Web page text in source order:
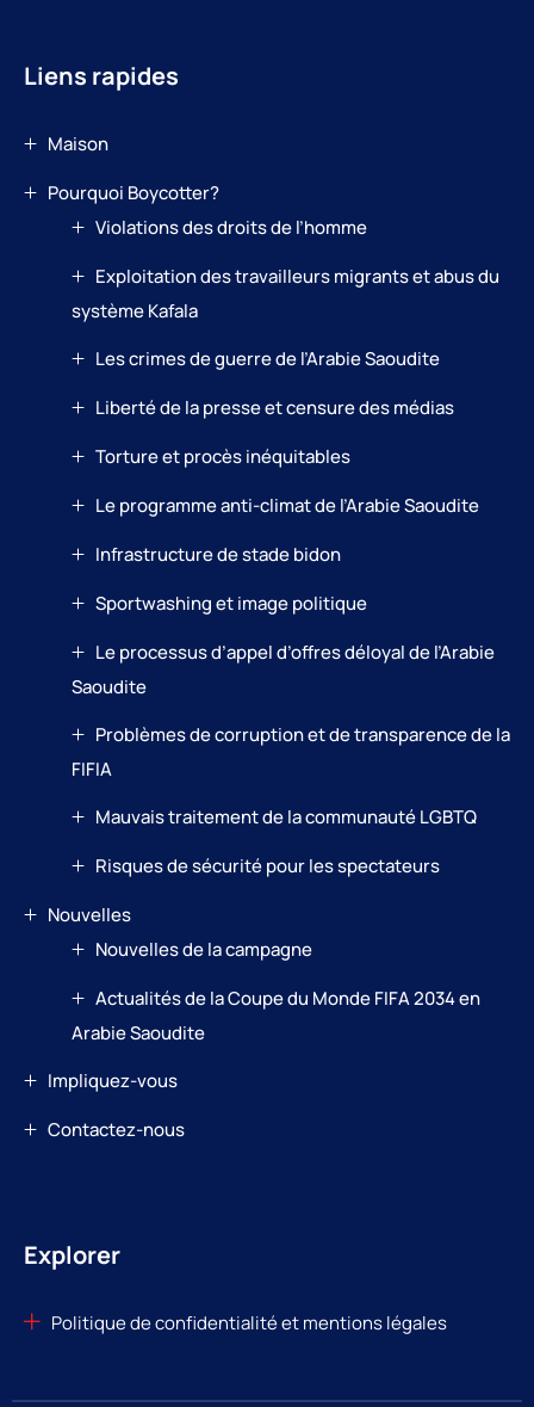
Liens rapides
Maison
Pourquoi Boycotter?
Violations des droits de l’homme
Exploitation des travailleurs migrants et abus du
système Kafala
Les crimes de guerre de l’Arabie Saoudite
Liberté de la presse et censure des médias
Torture et procès inéquitables
Le programme anti-climat de l’Arabie Saoudite
Infrastructure de stade bidon
Sportwashing et image politique
Le processus d’appel d’offres déloyal de l’Arabie
Saoudite
Problèmes de corruption et de transparence de la
FIFIA
Mauvais traitement de la communauté LGBTQ
Risques de sécurité pour les spectateurs
Nouvelles
Nouvelles de la campagne
Actualités de la Coupe du Monde FIFA 2034 en
Arabie Saoudite
Impliquez-vous
Contactez-nous
Explorer
Politique de confidentialité et mentions légales